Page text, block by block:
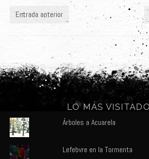
Entrada anterior
LO MÁS VISITADO
Árboles a Acuarela
Lefebvre en la Tormenta